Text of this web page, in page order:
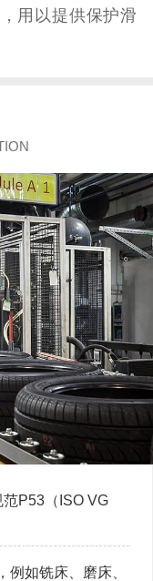
用以提供保护滑
P53（ISO VG
如铣床、磨床、